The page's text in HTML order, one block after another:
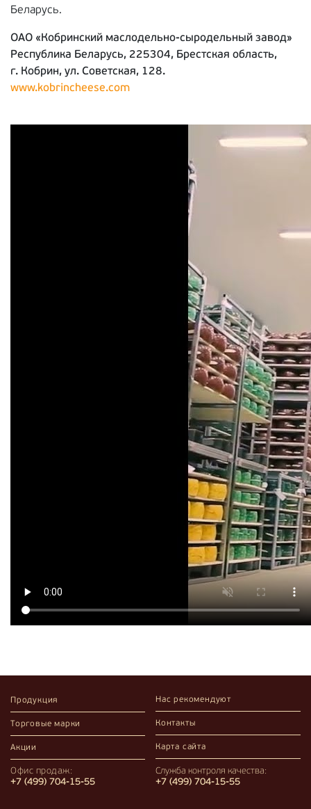
Беларусь.
ОАО «Кобринский маслодельно-сыродельный завод»
Республика Беларусь, 225304, Брестская область,
г. Кобрин, ул. Советская, 128.
www.kobrincheese.com
Продукция
Торговые марки
Акции
Нас рекомендуют
Контакты
Карта сайта
Офис продаж:
+7 (499) 704-15-55
Служба контроля качества:
+7 (499) 704-15-55